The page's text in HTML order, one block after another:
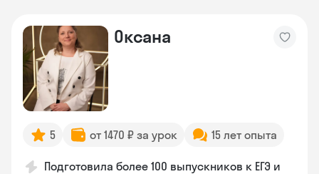
Оксана
5 от 1470 ₽ за урок 15 лет опыта
Подготовила более 100 выпускников к ЕГЭ и